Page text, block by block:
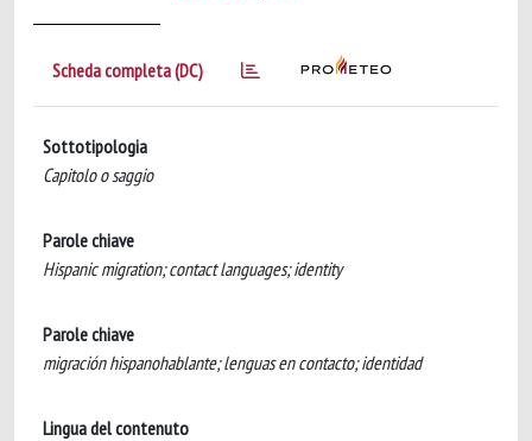
Scheda completa (DC)
Sottotipologia
Capitolo o saggio
Parole chiave
Hispanic migration; contact languages; identity
Parole chiave
migración hispanohablante; lenguas en contacto; identidad
Lingua del contenuto